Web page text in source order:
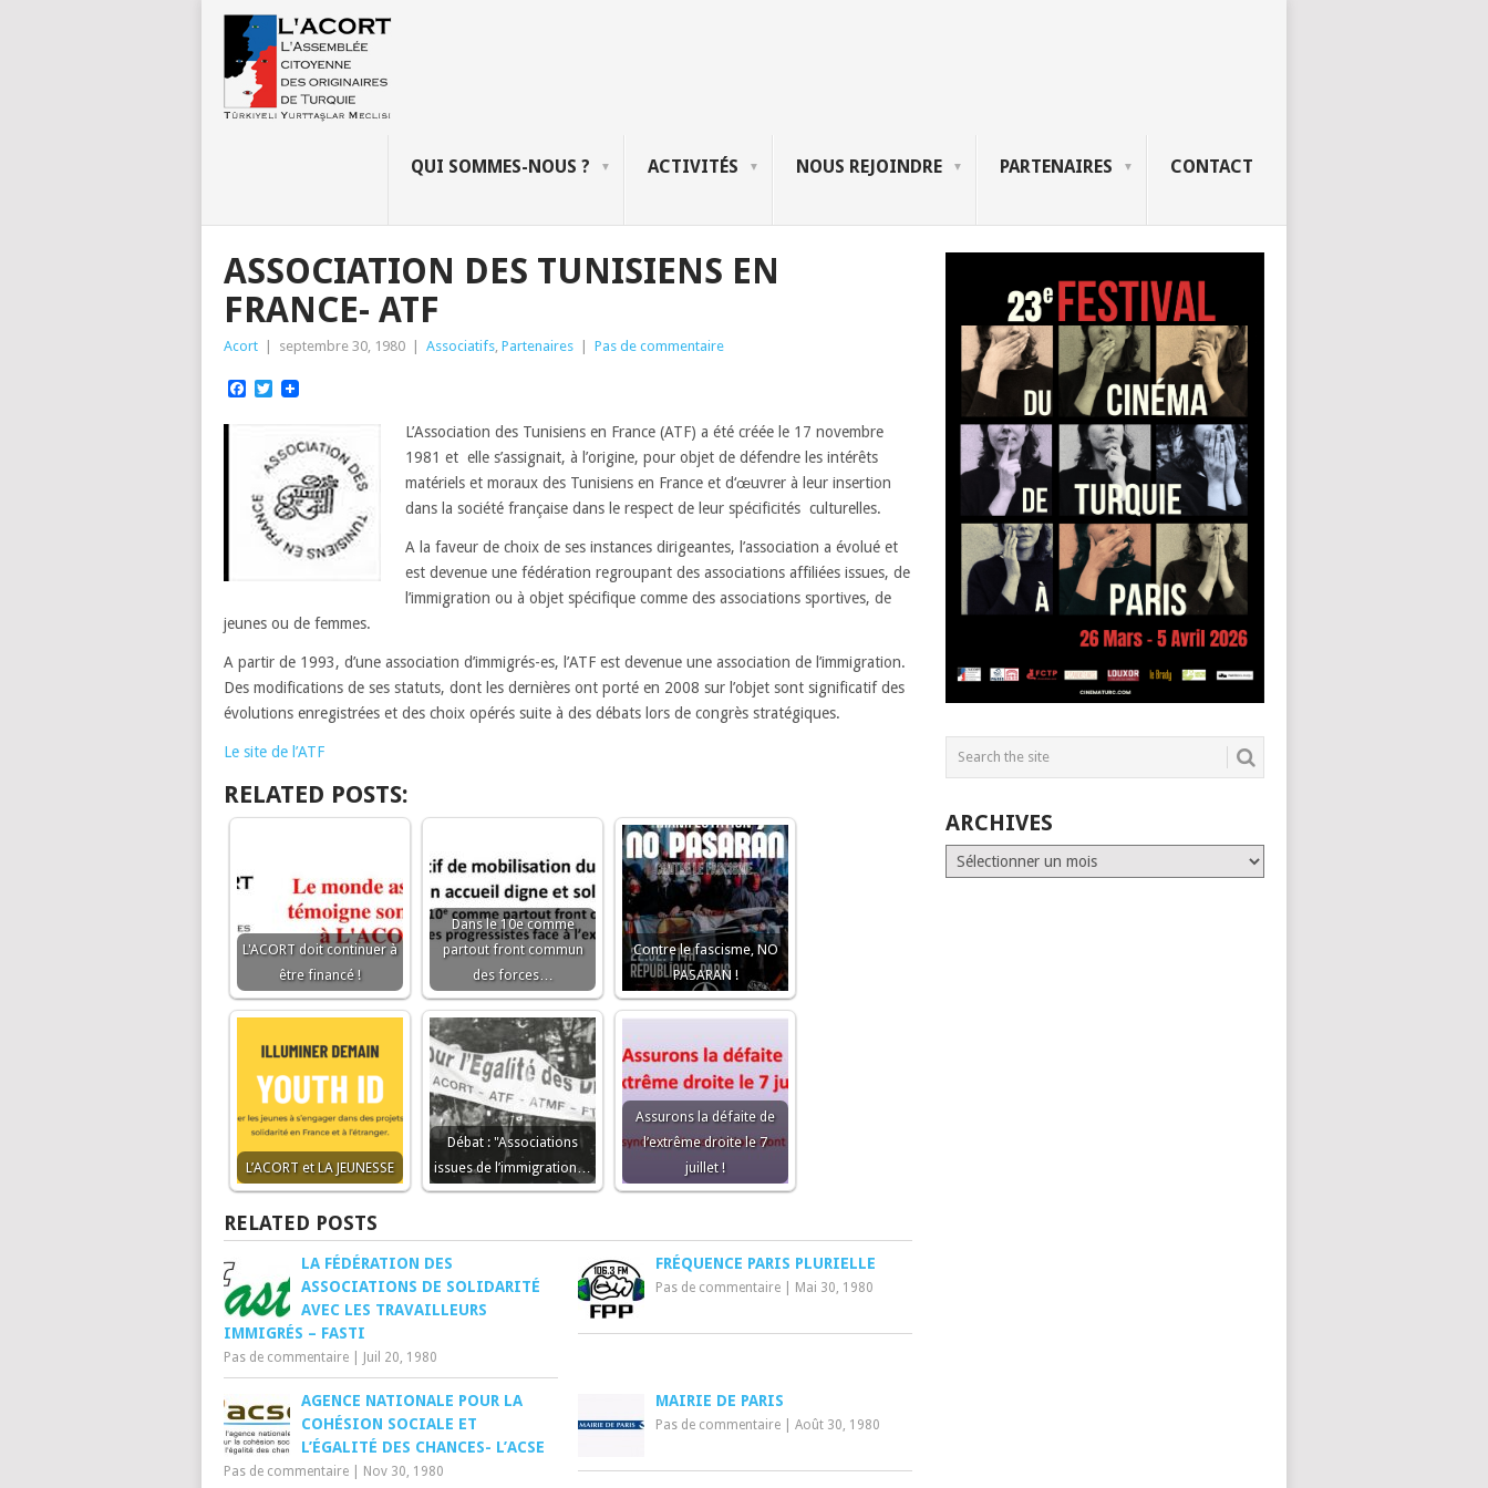
QUI SOMMES-NOUS ? ACTIVITÉS NOUS REJOINDRE PARTENAIRES CONTACT
ASSOCIATION DES TUNISIENS EN
FRANCE- ATF
Acort septembre 30, 1980 Associatifs, Partenaires Pas de commentaire
Facebook
Twitter
L’Association des Tunisiens en France (ATF) a été créée le 17 novembre
1981 et elle s’assignait, à l’origine, pour objet de défendre les intérêts
matériels et moraux des Tunisiens en France et d‘œuvrer à leur insertion
dans la société française dans le respect de leur spécificités culturelles.
A la faveur de choix de ses instances dirigeantes, l’association a évolué et
est devenue une fédération regroupant des associations affiliées issues, de
l’immigration ou à objet spécifique comme des associations sportives, de
jeunes ou de femmes.
A partir de 1993, d’une association d’immigrés-es, l’ATF est devenue une association de l’immigration.
Des modifications de ses statuts, dont les dernières ont porté en 2008 sur l’objet sont significatif des
évolutions enregistrées et des choix opérés suite à des débats lors de congrès stratégiques.
Le site de l’ATF
RELATED POSTS:
L'ACORT doit continuer à
être financé !
Dans le 10e comme
partout front commun
des forces…
Contre le fascisme, NO
PASARAN !
L’ACORT et LA JEUNESSE
Débat : "Associations
issues de l’immigration…
Assurons la défaite de
l’extrême droite le 7
juillet !
RELATED POSTS
LA FÉDÉRATION DES
ASSOCIATIONS DE SOLIDARITÉ
AVEC LES TRAVAILLEURS
IMMIGRÉS – FASTI
Pas de commentaire Juil 20, 1980
FRÉQUENCE PARIS PLURIELLE
Pas de commentaire Mai 30, 1980
AGENCE NATIONALE POUR LA
COHÉSION SOCIALE ET
L’ÉGALITÉ DES CHANCES- L’ACSE
Pas de commentaire Nov 30, 1980
MAIRIE DE PARIS
Pas de commentaire |Août 30, 1980
ARCHIVES
Archives